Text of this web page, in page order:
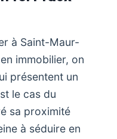
à Saint-Maur-
immobilier, on
présentent un
le cas du
sa proximité
à séduire en